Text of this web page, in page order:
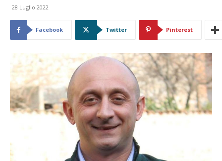
28 Luglio 2022
Facebook Twitter Pinterest